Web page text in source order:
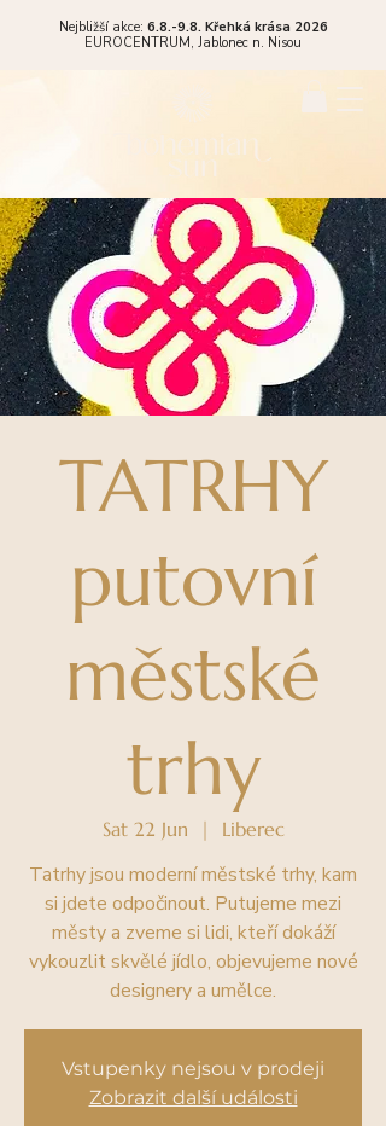
Nejbližší akce: 6.8.-9.8. Křehká krása 2026
EUROCENTRUM, Jablonec n. Nisou
TATRHY
putovní
městské
trhy
Sat 22 Jun
  |
Liberec
Tatrhy jsou moderní městské trhy, kam
si jdete odpočinout. Putujeme mezi
městy a zveme si lidi, kteří dokáží
vykouzlit skvělé jídlo, objevujeme nové
designery a umělce.
Vstupenky nejsou v prodeji
Zobrazit další události